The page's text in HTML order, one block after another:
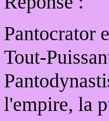
Pantocrator
Tout-
l'empire, la